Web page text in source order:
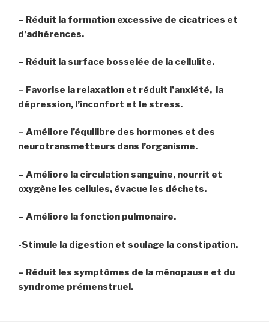
– Réduit la formation excessive de cicatrices et
d’adhérences.
– Réduit la surface bosselée de la cellulite.
– Favorise la relaxation et réduit l’anxiété, la
dépression, l’inconfort et le stress.
– Améliore l’équilibre des hormones et des
neurotransmetteurs dans l’organisme.
– Améliore la circulation sanguine, nourrit et
oxygène les cellules, évacue les déchets.
– Améliore la fonction pulmonaire.
-Stimule la digestion et soulage la constipation.
– Réduit les symptômes de la ménopause et du
syndrome prémenstruel.